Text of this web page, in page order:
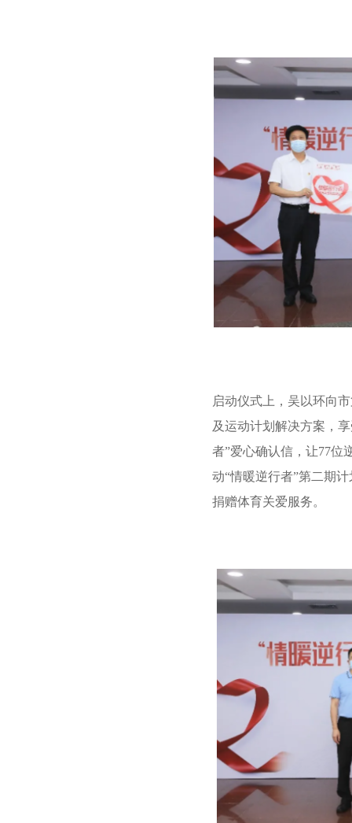
启动仪式上，吴以环向
及运动计划解决方案，
者”爱心确认信，让77位
动“情暖逆行者”第二期
捐赠体育关爱服务。